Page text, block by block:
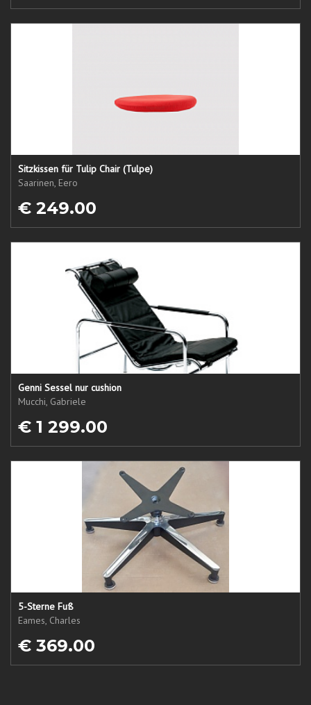
Sitzkissen für Tulip Chair (Tulpe)
Saarinen, Eero
€ 249.00
Genni Sessel nur cushion
Mucchi, Gabriele
€ 1 299.00
5-Sterne Fuß
Eames, Charles
€ 369.00